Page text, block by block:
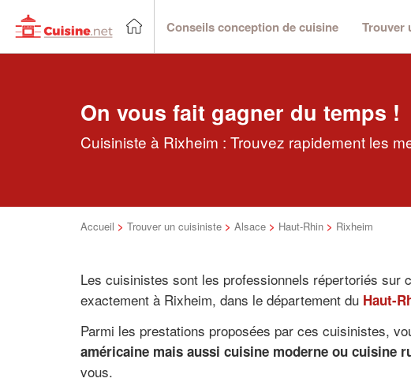
Conseils conception de cuisine Trouver
On vous fait gagner du temps !
Cuisiniste à Rixheim : Trouvez rapidement les
Accueil > Trouver un cuisiniste > Alsace > Haut-Rhin > Rixheim
Les cuisinistes sont les professionnels répertoriés sur
exactement à Rixheim, dans le département du Haut-
Parmi les prestations proposées par ces cuisinistes,
américaine mais aussi cuisine moderne ou cuisine
vous.